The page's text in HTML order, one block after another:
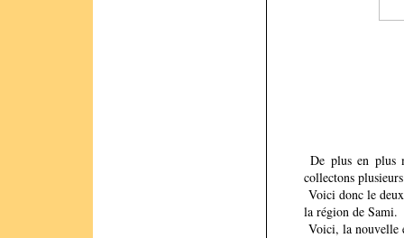
De plus en plus
collectons
Voici donc le
la région de Sami.
Voici, la nouvelle